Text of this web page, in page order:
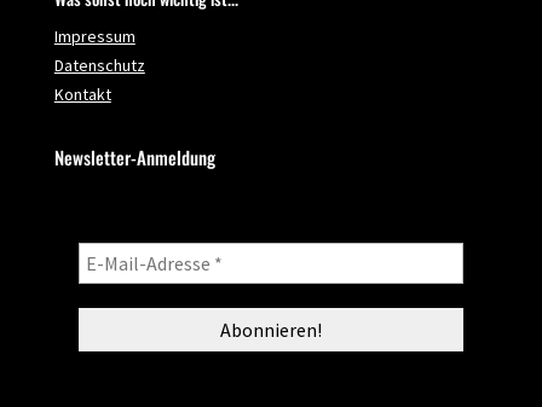
Impressum
Datenschutz
Kontakt
Newsletter-Anmeldung